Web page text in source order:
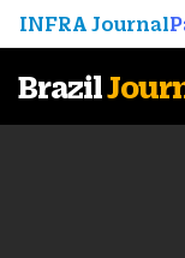
INFRA Journal
Brazil